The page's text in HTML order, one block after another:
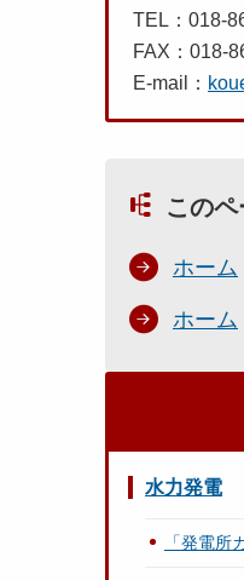
TEL：018-
FAX：018-
E-mail：
この
ホーム
ホーム
水力発電
「発電所